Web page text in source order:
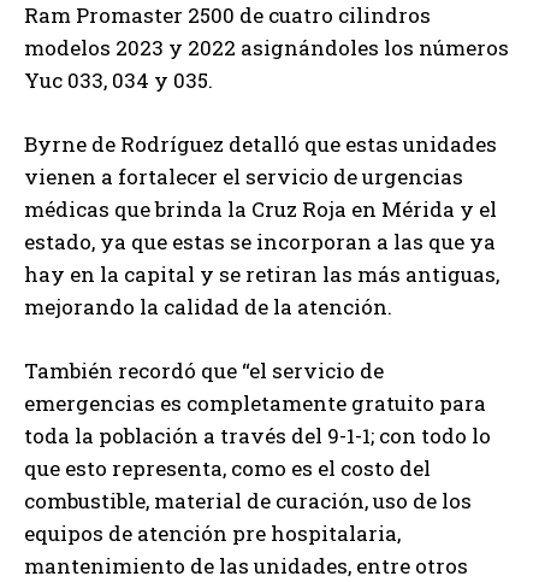
Ram Promaster 2500 de cuatro cilindros
modelos 2023 y 2022 asignándoles los números
Yuc 033, 034 y 035.
Byrne de Rodríguez detalló que estas unidades
vienen a fortalecer el servicio de urgencias
médicas que brinda la Cruz Roja en Mérida y el
estado, ya que estas se incorporan a las que ya
hay en la capital y se retiran las más antiguas,
mejorando la calidad de la atención.
También recordó que “el servicio de
emergencias es completamente gratuito para
toda la población a través del 9-1-1; con todo lo
que esto representa, como es el costo del
combustible, material de curación, uso de los
equipos de atención pre hospitalaria,
mantenimiento de las unidades, entre otros